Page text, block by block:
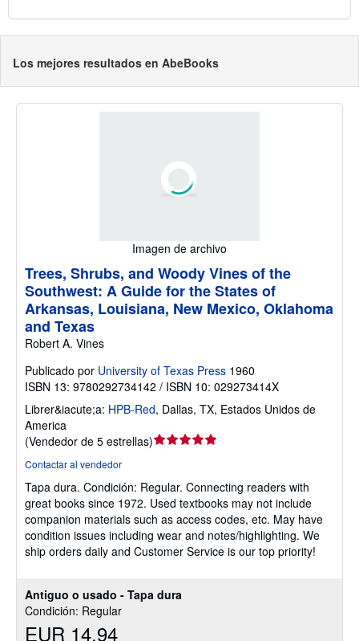
Los mejores resultados en AbeBooks
Imagen de archivo
Antiguo o usado - Tapa dura
Condición: Regular
EUR 14,94
Trees, Shrubs, and Woody Vines of the
Southwest: A Guide for the States of
Arkansas, Louisiana, New Mexico, Oklahoma
and Texas
Robert A. Vines
Publicado por University of Texas Press 1960
ISBN 13: 9780292734142 / ISBN 10: 029273414X
Librer&iacute;a: HPB-Red, Dallas, TX, Estados Unidos de
America
(Vendedor de 5 estrellas)Calificación
5
de
5
estrellas
Contactar al vendedor
Tapa dura. Condición: Regular. Connecting readers with
great books since 1972. Used textbooks may not include
companion materials such as access codes, etc. May have
condition issues including wear and notes/highlighting. We
ship orders daily and Customer Service is our top priority!